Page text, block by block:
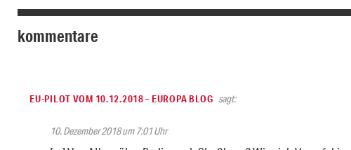
kommentare
EU-PILOT VOM 10.12.2018 – EUROPA BLOG sagt:
10. Dezember 2018 um 7:01 Uhr